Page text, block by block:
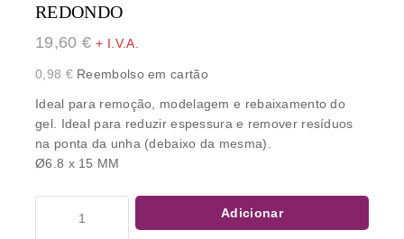
REDONDO
19,60 € + I.V.A.
0,98 €Reembolso em cartão
Ideal para remoção, modelagem e rebaixamento do
gel. Ideal para reduzir espessura e remover resíduos
na ponta da unha (debaixo da mesma).
Ø6.8 x 15 MM
Adicionar